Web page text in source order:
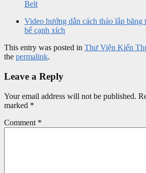
Belt
Video hướng dẫn cách tháo lắp
bể cạnh xích
This entry was posted in Thư Viện Kiến
the permalink.
Leave a Reply
Your email address will not be published.
marked *
Comment *